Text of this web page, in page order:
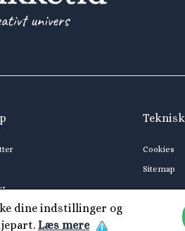
dine indstillinger og
Læs mere
Teknisk
Cookies
Sitemap